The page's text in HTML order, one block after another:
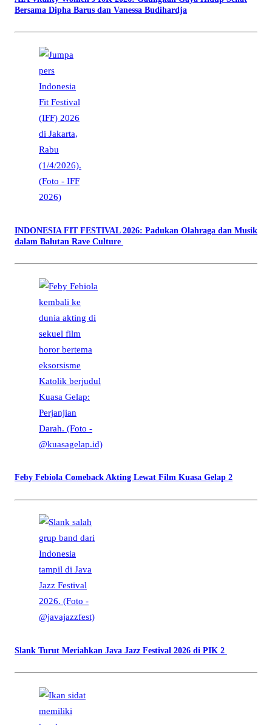
Bersama Dipha Barus dan Vanessa Budihardja
INDONESIA FIT FESTIVAL 2026: Padukan Olahraga dan Musik
dalam Balutan Rave Culture
Feby Febiola Comeback Akting Lewat Film Kuasa Gelap 2
Slank Turut Meriahkan Java Jazz Festival 2026 di PIK 2